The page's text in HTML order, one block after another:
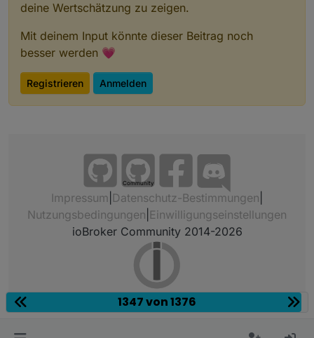
deine Wertschätzung zu zeigen.
Mit deinem Input könnte dieser Beitrag noch
besser werden 💗
Registrieren Anmelden
Community
Impressum Datenschutz-Bestimmungen
Nutzungsbedingungen Einwilligungseinstellungen
ioBroker Community 2014-2026
1347 von 1376